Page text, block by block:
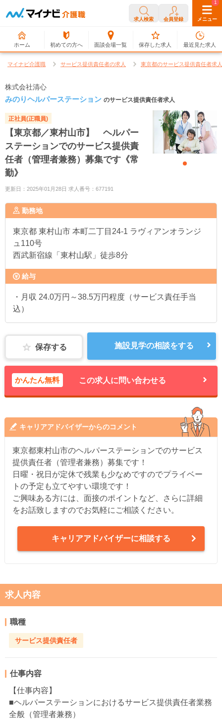
求人検索 会員登録 メニュー
ホーム 初めての方へ 面談会場一覧
0
保存した求人
1
最近見た求人
マイナビ介護職 サービス提供責任者の求人 東京都のサービス提供責任者求人
株式会社清心
みのりヘルパーステーション のサービス提供責任者求人
正社員(正職員)
【東京都／東村山市】 ヘルパー
ステーションでのサービス提供責
任者（管理者兼務）募集です《常
勤》
更新日：2025年01月28日 求人番号：677191
勤務地
東京都 東村山市 本町二丁目24-1 ラヴィアンオランジ
ュ110号
西武新宿線「東村山駅」徒歩8分
給与
・月収 24.0万円～38.5万円程度（サービス責任手当
込）
保存する 施設見学の相談をする
かんたん無料 この求人に問い合わせる
キャリアアドバイザーからのコメント
東京都東村山市のヘルパーステーションでのサービス
提供責任者（管理者兼務）募集です！
日曜・祝日が定休で残業も少なめですのでプライベー
トの予定も立てやすい環境です！
ご興味ある方には、面接のポイントなど、さらに詳細
をお話致しますのでお気軽にご相談ください。
キャリアアドバイザーに相談する
求人内容
職種
サービス提供責任者
仕事内容
【仕事内容】
■ヘルパーステーションにおけるサービス提供責任者業務
全般（管理者兼務）